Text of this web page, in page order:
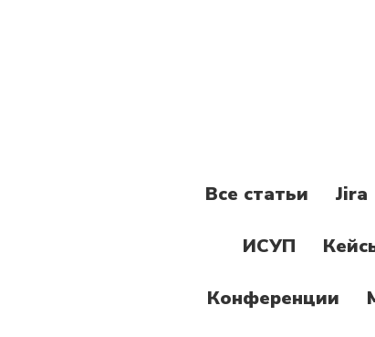
Все статьи Jira
ИСУП
Конференции